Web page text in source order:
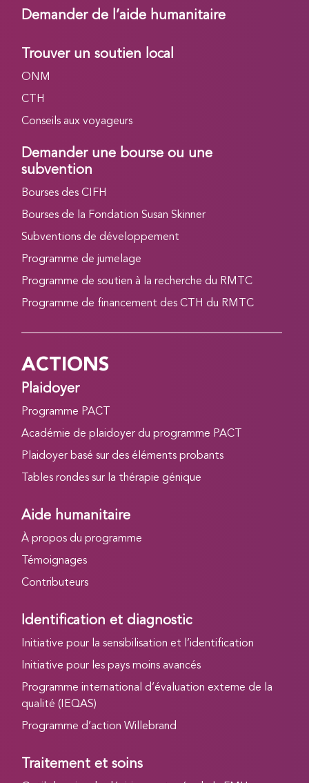
Demander de l’aide humanitaire
Trouver un soutien local
ONM
CTH
Conseils aux voyageurs
Demander une bourse ou une
subvention
Bourses des CIFH
Bourses de la Fondation Susan Skinner
Subventions de développement
Programme de jumelage
Programme de soutien à la recherche du RMTC
Programme de financement des CTH du RMTC
ACTIONS
Plaidoyer
Programme PACT
Académie de plaidoyer du programme PACT
Plaidoyer basé sur des éléments probants
Tables rondes sur la thérapie génique
Aide humanitaire
À propos du programme
Témoignages
Contributeurs
Identification et diagnostic
Initiative pour la sensibilisation et l’identification
Initiative pour les pays moins avancés
Programme international d’évaluation externe de la
qualité (IEQAS)
Programme d’action Willebrand
Traitement et soins